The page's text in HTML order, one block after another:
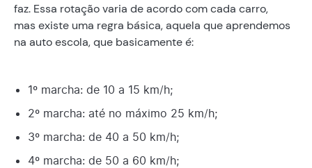
faz. Essa rotação varia de acordo com cada carro,
mas existe uma regra básica, aquela que aprendemos
na auto escola, que basicamente é:
1º marcha: de 10 a 15 km/h;
2º marcha: até no máximo 25 km/h;
3º marcha: de 40 a 50 km/h;
4º marcha: de 50 a 60 km/h;